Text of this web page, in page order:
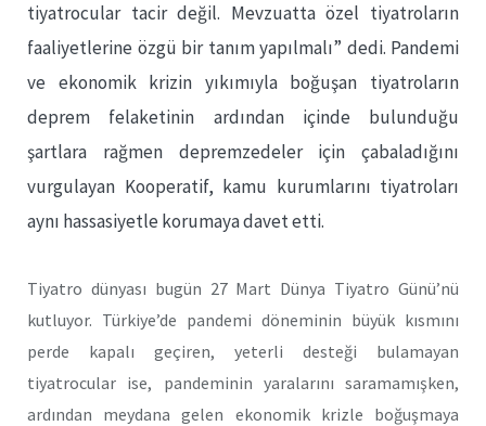
tiyatrocular tacir değil. Mevzuatta özel tiyatroların
faaliyetlerine özgü bir tanım yapılmalı” dedi. Pandemi
ve ekonomik krizin yıkımıyla boğuşan tiyatroların
deprem felaketinin ardından içinde bulunduğu
şartlara rağmen depremzedeler için çabaladığını
vurgulayan Kooperatif, kamu kurumlarını tiyatroları
aynı hassasiyetle korumaya davet etti.
Tiyatro dünyası bugün 27 Mart Dünya Tiyatro Günü’nü
kutluyor. Türkiye’de pandemi döneminin büyük kısmını
perde kapalı geçiren, yeterli desteği bulamayan
tiyatrocular ise, pandeminin yaralarını saramamışken,
ardından meydana gelen ekonomik krizle boğuşmaya